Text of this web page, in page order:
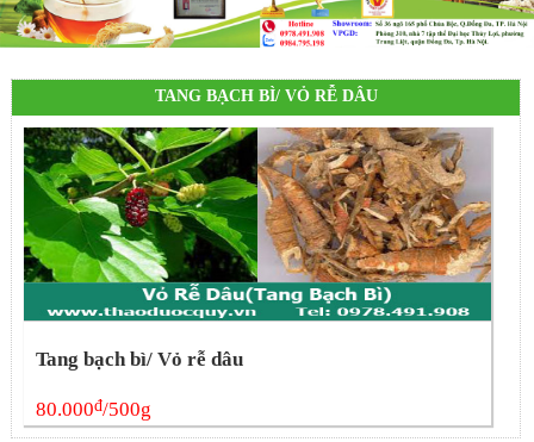
TANG BẠCH BÌ/ VỎ RỄ DÂU
Tang bạch bì/ Vỏ rễ dâu
80.000đ/500g